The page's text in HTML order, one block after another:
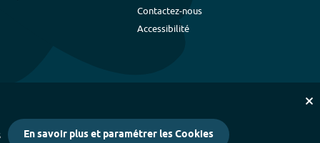
Contactez-nous
Accessibilité
En savoir plus et paramétrer les Cookies